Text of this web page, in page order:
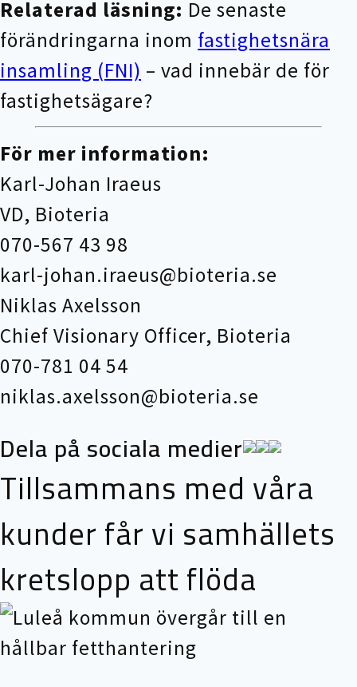
Relaterad läsning: De senaste
förändringarna inom fastighetsnära
insamling (FNI) – vad innebär de för
fastighetsägare?
För mer information:
Karl-Johan Iraeus
VD, Bioteria
070-567 43 98
karl-johan.iraeus@bioteria.se
Niklas Axelsson
Chief Visionary Officer, Bioteria
070-781 04 54
niklas.axelsson@bioteria.se
Dela på sociala medier
Tillsammans med våra
kunder får vi samhällets
kretslopp att flöda